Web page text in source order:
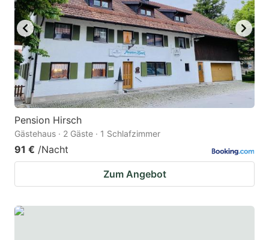
Pension Hirsch
Gästehaus · 2 Gäste · 1 Schlafzimmer
91 € /Nacht
Zum Angebot